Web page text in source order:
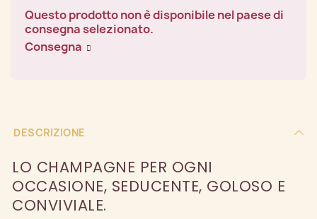
Questo prodotto non è disponibile nel paese di
consegna selezionato.
Consegna
DESCRIZIONE
LO CHAMPAGNE PER OGNI
OCCASIONE, SEDUCENTE, GOLOSO E
CONVIVIALE.